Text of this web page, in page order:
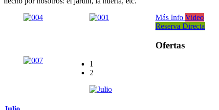
Más Info Video
Reserva Directa
Ofertas
1
2